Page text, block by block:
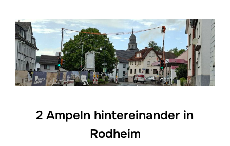
2 Ampeln hintereinander in
Rodheim